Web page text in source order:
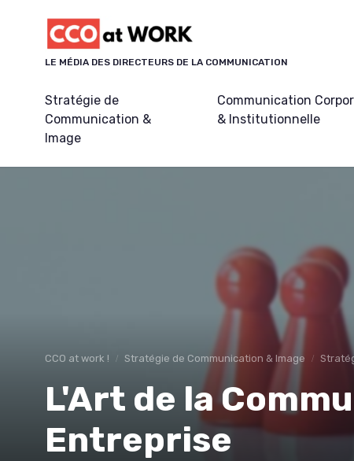
LE MÉDIA DES DIRECTEURS DE LA COMMUNICATION
Stratégie de
Communication &
Image
Communication
& Institutionnelle
CCO at work ! Stratégie de Communication & Image
L'Art de la
Entreprise